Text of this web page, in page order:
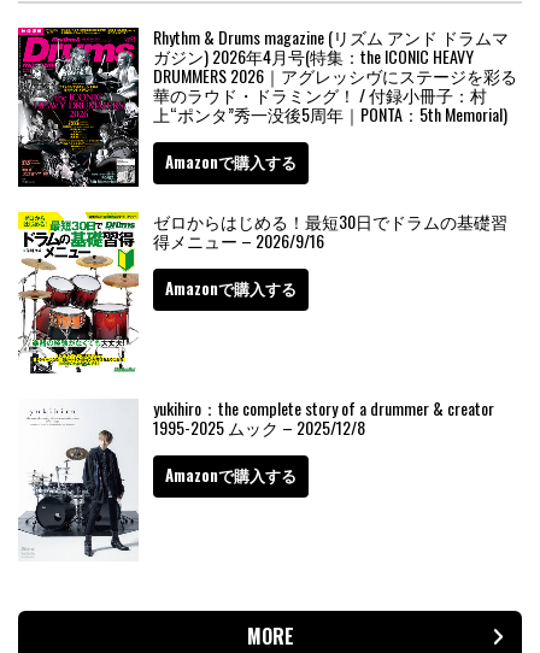
Rhythm & Drums magazine (リズム アンド ドラムマ
ガジン) 2026年4月号(特集：the ICONIC HEAVY
DRUMMERS 2026｜アグレッシヴにステージを彩る
華のラウド・ドラミング！ / 付録小冊子：村
上“ポンタ”秀一没後5周年｜PONTA：5th Memorial)
Amazonで購入する
ゼロからはじめる！最短30日でドラムの基礎習
得メニュー – 2026/9/16
Amazonで購入する
yukihiro：the complete story of a drummer & creator
1995-2025 ムック – 2025/12/8
Amazonで購入する
MORE